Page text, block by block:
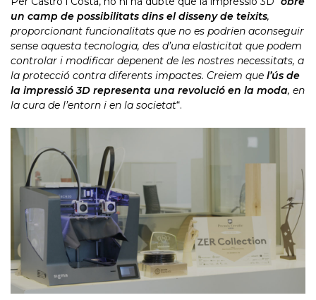
un camp de possibilitats dins el disseny de teixits,
proporcionant funcionalitats que no es podrien aconseguir
sense aquesta tecnologia, des d’una elasticitat que podem
controlar i modificar depenent de les nostres necessitats, a
la protecció contra diferents impactes. Creiem que l’ús de
la impressió 3D representa una revolució en la moda, en
la cura de l’entorn i en la societat“.